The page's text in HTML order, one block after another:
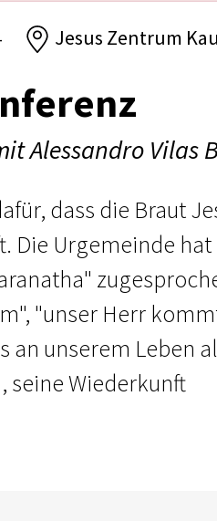
Jesus Zentrum
Alessandro Vilas
dass die Braut
Die Urgemeinde hat
"unser Herr
an unserem Leben
seine Wiederkunft